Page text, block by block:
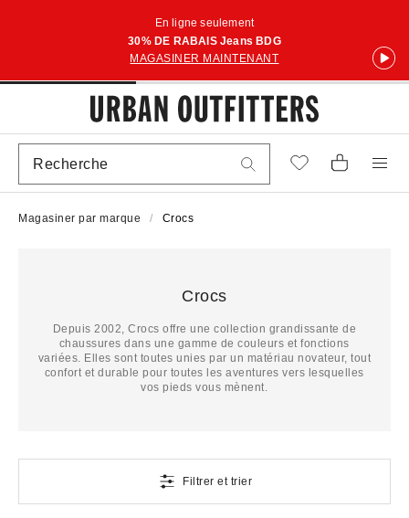
En ligne seulement
30% DE RABAIS Jeans BDG
MAGASINER MAINTENANT
Magasiner par marque Crocs
Crocs
Depuis 2002, Crocs offre une collection grandissante de
chaussures dans une gamme de couleurs et fonctions
variées. Elles sont toutes unies par un matériau novateur, tout
confort et durable pour toutes les aventures vers lesquelles
vos pieds vous mènent.
Filtrer et trier